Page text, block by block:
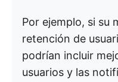
Por ejemplo, si su
retención de
podrían incluir
usuarios y las